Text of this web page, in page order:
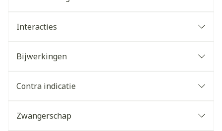
Interacties
Bijwerkingen
Contra indicatie
Zwangerschap